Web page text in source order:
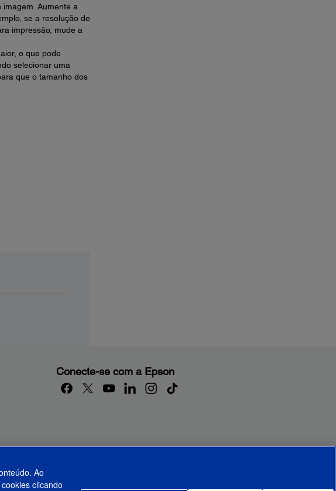
Aumente a
se a resolução de
impressão, mude a
o que pode
selecionar uma
que o tamanho dos
Conecte-se com a Epson
Ao
clicando